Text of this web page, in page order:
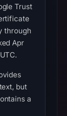
Trust
through
Apr
but
a